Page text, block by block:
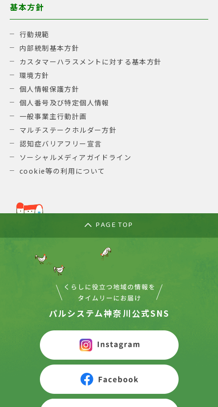
基本方針
行動規範
内部統制基本方針
カスタマーハラスメントに対する基本方針
環境方針
個人情報保護方針
個人番号及び特定個人情報
一般事業主行動計画
マルチステークホルダー方針
認知症バリアフリー宣言
ソーシャルメディアガイドライン
cookie等の利用について
PAGE TOP
パルシステム神奈川公式SNS